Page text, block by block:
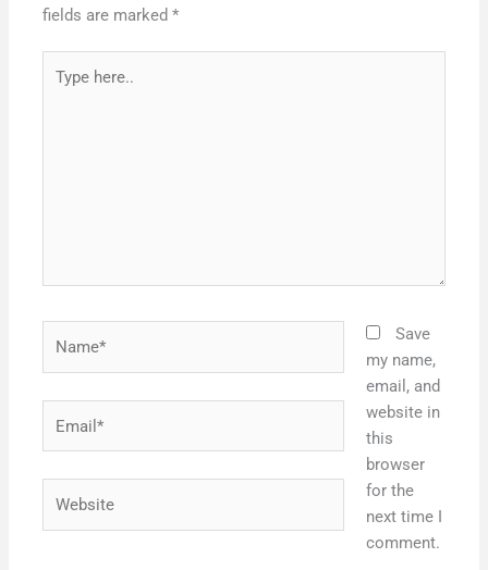
fields are marked*
here..
Save
my name,
email, and
website in
this
browser
for the
next time I
comment.